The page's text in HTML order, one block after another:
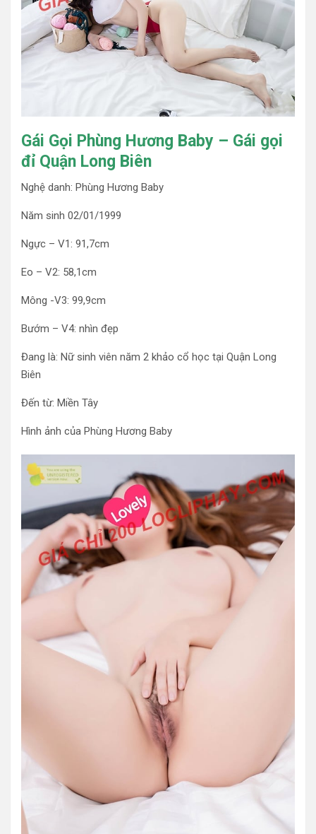
Gái Gọi Phùng Hương Baby – Gái gọi
đỉ Quận Long Biên
Nghệ danh: Phùng Hương Baby
Năm sinh 02/01/1999
Ngực – V1: 91,7cm
Eo – V2: 58,1cm
Mông -V3: 99,9cm
Bướm – V4: nhìn đẹp
Đang là: Nữ sinh viên năm 2 khảo cổ học tại Quận Long
Biên
Đến từ: Miền Tây
Hình ảnh của Phùng Hương Baby